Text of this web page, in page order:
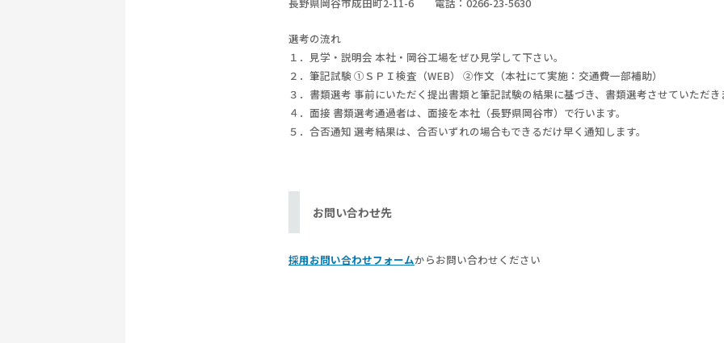
選考の流れ
１．見学・説明会 本社・岡谷工場をぜひ見学して下さい。
２．筆記試験 ①ＳＰＩ検査（WEB） ②作文（本社にて実施：交通費一部補助）
３．書類選考 事前にいただく提出書類と筆記試験の結果に基づき、書類選考させていただき
４．面接 書類選考通過者は、面接を本社（長野県岡谷市）で行います。
５．合否通知 選考結果は、合否いずれの場合もできるだけ早く通知します。
お問い合わせ先
採用お問い合わせフォームからお問い合わせください